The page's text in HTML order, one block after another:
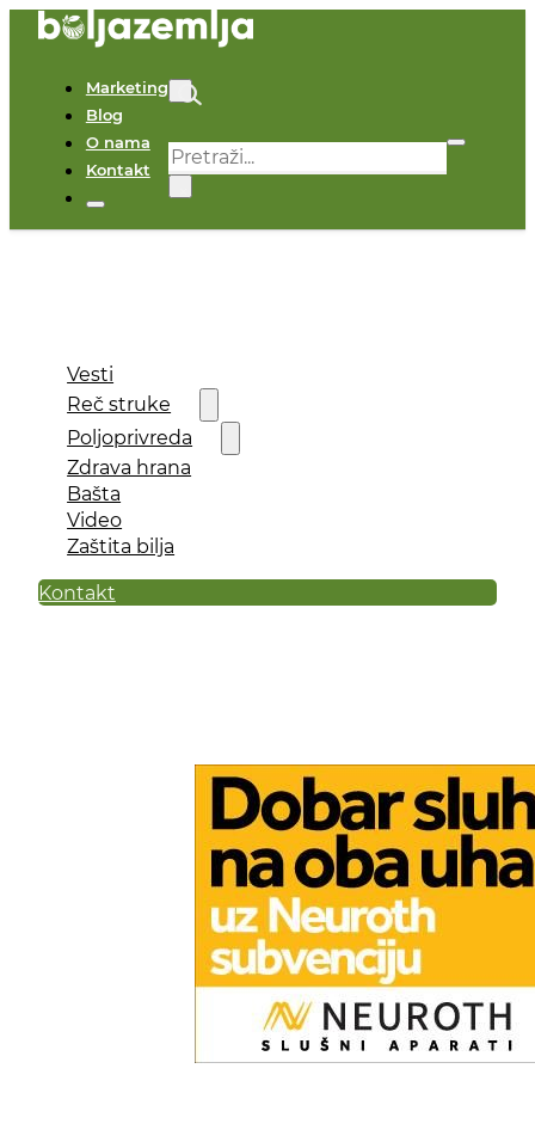
Marketing
Blog
O nama
Kontakt
Pretraga
Vesti
Reč struke
Poljoprivreda
Zdrava hrana
Bašta
Video
Zaštita bilja
Kontakt